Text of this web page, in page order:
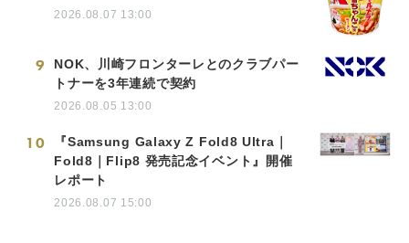
2026.08.07 13:00
9
NOK、川崎フロンターレとのクラブパー
トナーを3年連続で契約
2026.08.05 13:00
10
『Samsung Galaxy Z Fold8 Ultra｜
Fold8｜Flip8 発売記念イベント』開催
レポート
2026.08.07 15:00